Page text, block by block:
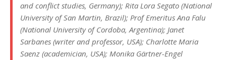
and conflict studies, Germany); Rita Lora Segato (National
University of San Martin, Brazil); Prof Emeritus Ana Falu
(National University of Cordoba, Argentina); Janet
Sarbanes (writer and professor, USA); Charlotte Maria
Saenz (academician, USA); Monika Gärtner-Engel